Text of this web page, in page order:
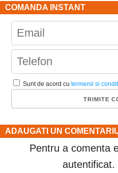
COMANDA INSTANT
Sunt de acord cutermenii si
ADAUGATI UN
Pentru a comenta
autentificat.